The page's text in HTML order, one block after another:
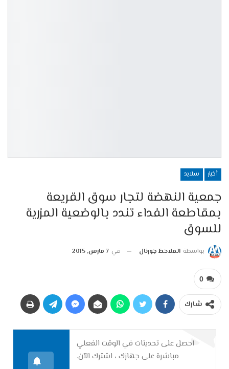
أخبار سلايد
جمعية النهضة لتجار سوق القريعة
بمقاطعة الفداء تندد بالوضعية المزرية
للسوق‎
بواسطة الملاحظ جورنال في 7 مارس, 2015
0
شارك
احصل على تحديثات في الوقت الفعلي
مباشرة على جهازك ، اشترك الآن.